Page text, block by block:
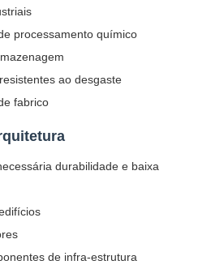
processamento químico
ao desgaste
fabrico
durabilidade e baixa
de infra-estrutura